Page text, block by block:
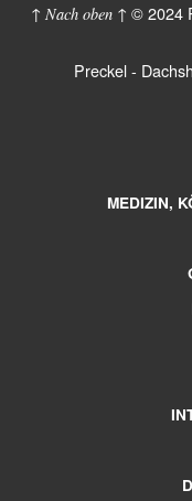
↑ Nach oben ↑ © 2024
Preckel -
MEDIZIN,